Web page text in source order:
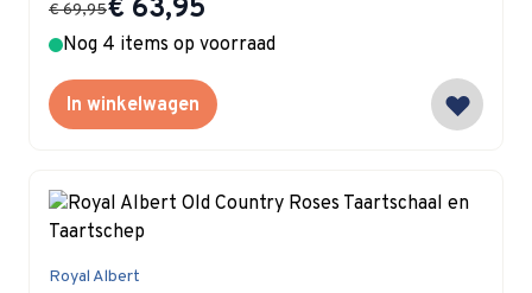
€ 63,95
€ 69,95
Nog 4 items op voorraad
In winkelwagen
Royal Albert